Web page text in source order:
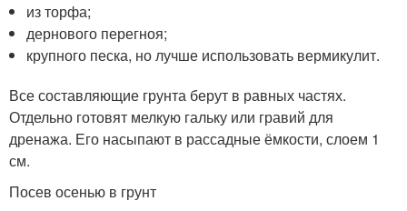
из торфа;
дернового перегноя;
крупного песка, но лучше использовать вермикулит.
Все составляющие грунта берут в равных частях.
Отдельно готовят мелкую гальку или гравий для
дренажа. Его насыпают в рассадные ёмкости, слоем 1
см.
Посев осенью в грунт